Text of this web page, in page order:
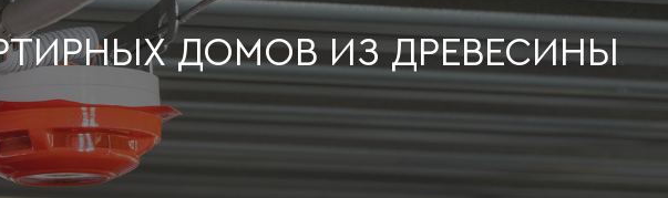
ДОМОВ ИЗ ДРЕВЕСИНЫ